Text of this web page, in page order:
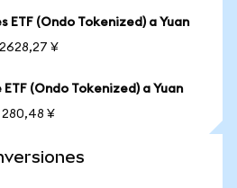
ETF (Ondo Tokenized) a Yuan
¥
ETF (Ondo Tokenized) a Yuan
280,48 ¥